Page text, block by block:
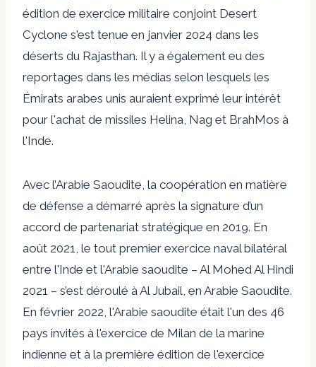
édition de exercice militaire conjoint Desert
Cyclone s'est tenue en janvier 2024 dans les
déserts du Rajasthan. Il y a également eu des
reportages dans les médias selon lesquels les
Émirats arabes unis auraient exprimé leur intérêt
pour l'achat de missiles Helina, Nag et BrahMos à
l'Inde.
Avec l’Arabie Saoudite, la coopération en matière
de défense a démarré après la signature d’un
accord de partenariat stratégique en 2019. En
août 2021, le tout premier exercice naval bilatéral
entre l'Inde et l'Arabie saoudite – Al Mohed Al Hindi
2021 – s’est déroulé à Al Jubail, en Arabie Saoudite.
En février 2022, l'Arabie saoudite était l'un des 46
pays invités à l'exercice de Milan de la marine
indienne et à la première édition de l'exercice